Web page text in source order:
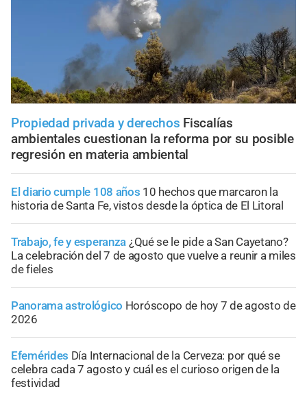
Propiedad privada y derechos Fiscalías
ambientales cuestionan la reforma por su posible
regresión en materia ambiental
El diario cumple 108 años 10 hechos que marcaron la
historia de Santa Fe, vistos desde la óptica de El Litoral
Trabajo, fe y esperanza ¿Qué se le pide a San Cayetano?
La celebración del 7 de agosto que vuelve a reunir a miles
de fieles
Panorama astrológico Horóscopo de hoy 7 de agosto de
2026
Efemérides Día Internacional de la Cerveza: por qué se
celebra cada 7 agosto y cuál es el curioso origen de la
festividad